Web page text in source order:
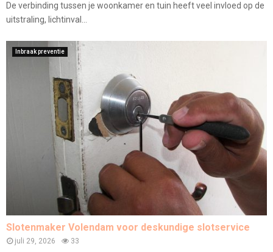
De verbinding tussen je woonkamer en tuin heeft veel invloed op de
uitstraling, lichtinval...
Inbraak preventie
Slotenmaker Volendam voor deskundige slotservice
juli 29, 2026 33